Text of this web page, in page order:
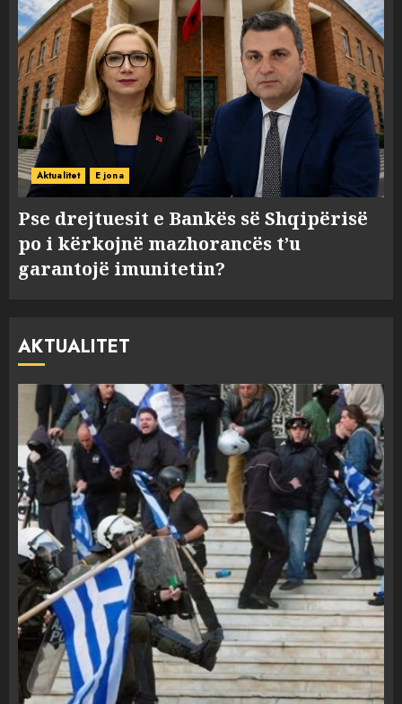
Aktualitet E jona
Pse drejtuesit e Bankës së Shqipërisë
po i kërkojnë mazhorancës t’u
garantojë imunitetin?
AKTUALITET